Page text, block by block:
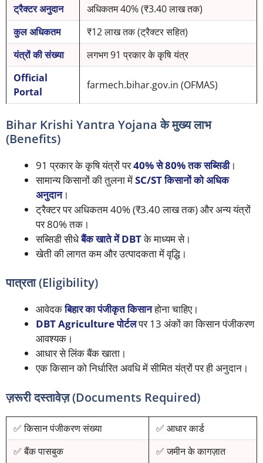
ट्रैक्टर अनुदान
अधिकतम 40% (₹3.40 लाख तक)
कुल अधिकतम
₹12 लाख तक (ट्रैक्टर सहित)
यंत्रों की संख्या
लगभग 91 प्रकार के कृषि यंत्र
Official
Portal
farmech.bihar.gov.in (OFMAS)
Bihar Krishi Yantra Yojana के मुख्य लाभ
(Benefits)
91 प्रकार के कृषि यंत्रों पर40% से 80% तक सब्सिडी।
सामान्य किसानों की तुलना मेंSC/ST किसानों को अधिक
अनुदान।
ट्रैक्टर पर अधिकतम 40% (₹3.40 लाख तक) और अन्य यंत्रों
पर 80% तक।
सब्सिडी सीधेबैंक खाते में DBTके माध्यम से।
खेती की लागत कम और उत्पादकता में वृद्धि।
पात्रता (Eligibility)
आवेदकबिहार का पंजीकृत किसानहोना चाहिए।
DBT Agriculture पोर्टलपर 13 अंकों का किसान पंजीकरण
आवश्यक।
आधार से लिंक बैंक खाता।
एक किसान को निर्धारित अवधि में सीमित यंत्रों पर ही अनुदान।
ज़रूरी दस्तावेज़ (Documents Required)
✅ किसान पंजीकरण संख्या
✅ आधार कार्ड
✅ बैंक पासबुक
✅ जमीन के कागज़ात